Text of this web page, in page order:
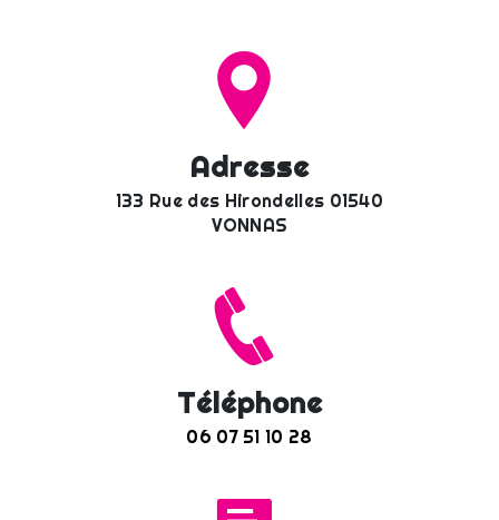
Adresse
133 Rue des Hirondelles 01540
VONNAS
Téléphone
06 07 51 10 28